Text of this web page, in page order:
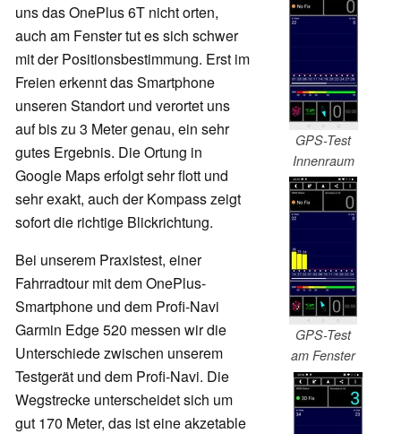
GPS-Test
Innenraum
GPS-Test
am Fenster
uns das OnePlus 6T nicht orten,
auch am Fenster tut es sich schwer
mit der Positionsbestimmung. Erst im
Freien erkennt das Smartphone
unseren Standort und verortet uns
auf bis zu 3 Meter genau, ein sehr
gutes Ergebnis. Die Ortung in
Google Maps erfolgt sehr flott und
sehr exakt, auch der Kompass zeigt
sofort die richtige Blickrichtung.
Bei unserem Praxistest, einer
Fahrradtour mit dem OnePlus-
Smartphone und dem Profi-Navi
Garmin Edge 520 messen wir die
Unterschiede zwischen unserem
Testgerät und dem Profi-Navi. Die
Wegstrecke unterscheidet sich um
gut 170 Meter, das ist eine akzetable